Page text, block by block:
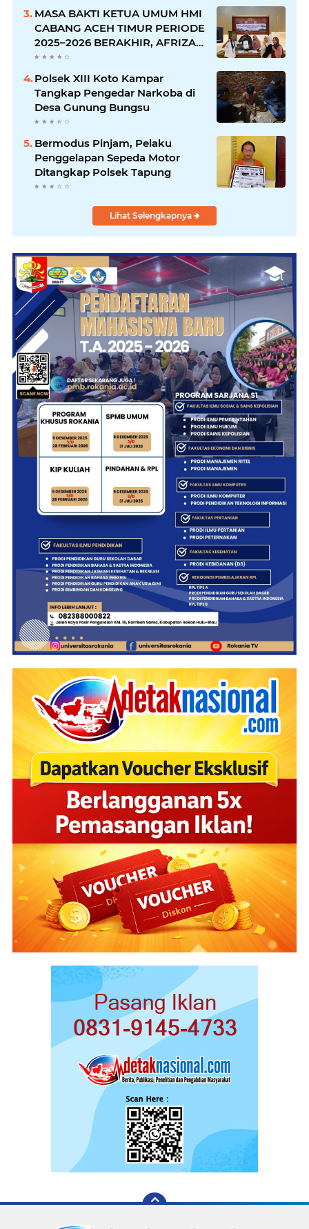
MASA BAKTI KETUA UMUM HMI
CABANG ACEH TIMUR PERIODE
2025–2026 BERAKHIR, AFRIZAL:
AMANAH TELAH DITUNAIKAN,
PERJUANGAN AKAN TERUS
BERLANJUT
Polsek XIII Koto Kampar
Tangkap Pengedar Narkoba di
Desa Gunung Bungsu
Bermodus Pinjam, Pelaku
Penggelapan Sepeda Motor
Ditangkap Polsek Tapung
Lihat Selengkapnya